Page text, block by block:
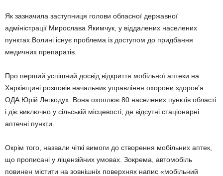
Як зазначила заступниця голови обласної державної
адміністрації Мирослава Якимчук, у віддалених населених
пунктах Волині існує проблема із доступом до придбання
медичних препаратів.
Про перший успішний досвід відкриття мобільної аптеки на
Харківщині розповів начальник управління охорони здоров’я
ОДА Юрій Легкодух. Вона охоплює 80 населених пунктів області
і діє виключно у сільській місцевості, де відсутні стаціонарні
аптечні пункти.
Окрім того, назвали чіткі вимоги до створення мобільних аптек,
що прописані у ліцензійних умовах. Зокрема, автомобіль
повинен містити на зовнішніх поверхнях напис «мобільний